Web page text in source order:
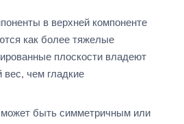
в верхней компоненте
как более тяжелые
плоскости владеют
вес, чем гладкие
может быть симметричным или